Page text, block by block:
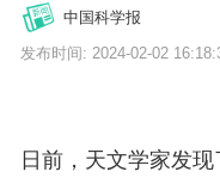
中国科学报
发布时间: 2024-02-02
日前，天文学家发